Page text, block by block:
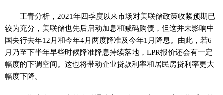
王青分析，2021年四季度以来市场对美联储政策收紧预期已
较为充分，美联储也先后启动加息和减码购债，但这并未影响中
国央行去年12月和今年4月两度降准及今年1月降息。由此，若6
月乃至下半年早些时候降准降息持续落地，LPR报价还会有一定
幅度的下调空间。这也将带动企业贷款利率和居民房贷利率更大
幅度下降。